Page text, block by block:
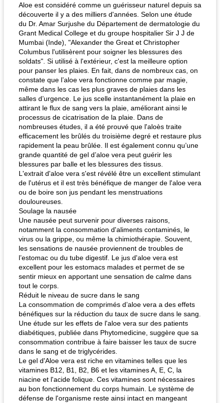
Aloe est considéré comme un guérisseur naturel depuis sa
découverte il y a des milliers d'années. Selon une étude
du Dr. Amar Surjushe du Département de dermatologie du
Grant Medical College et du groupe hospitalier Sir J J de
Mumbai (Inde), "Alexander the Great et Christopher
Columbus l'utilisèrent pour soigner les blessures des
soldats". Si utilisé à l'extérieur, c'est la meilleure option
pour panser les plaies. En fait, dans de nombreux cas, on
constate que l’aloe vera fonctionne comme par magie,
même dans les cas les plus graves de plaies dans les
salles d’urgence. Le jus scelle instantanément la plaie en
attirant le flux de sang vers la plaie, améliorant ainsi le
processus de cicatrisation de la plaie. Dans de
nombreuses études, il a été prouvé que l'aloès traite
efficacement les brûlés du troisième degré et restaure plus
rapidement la peau brûlée. Il est également connu qu’une
grande quantité de gel d’aloe vera peut guérir les
blessures par balle et les blessures des tissus.
L'extrait d'aloe vera s'est révélé être un excellent stimulant
de l'utérus et il est très bénéfique de manger de l'aloe vera
ou de boire son jus pendant les menstruations
douloureuses.
Soulage la nausée
Une nausée peut survenir pour diverses raisons,
notamment la consommation d'aliments contaminés, le
virus ou la grippe, ou même la chimiothérapie. Souvent,
les sensations de nausée proviennent de troubles de
l’estomac ou du tube digestif. Le jus d'aloe vera est
excellent pour les estomacs malades et permet de se
sentir mieux en apportant une sensation de calme dans
tout le corps.
Réduit le niveau de sucre dans le sang
La consommation de comprimés d’aloe vera a des effets
bénéfiques sur la réduction du taux de sucre dans le sang.
Une étude sur les effets de l'aloe vera sur des patients
diabétiques, publiée dans Phytomedicine, suggère que sa
consommation contribue à faire baisser les taux de sucre
dans le sang et de triglycérides.
Le gel d'Aloe vera est riche en vitamines telles que les
vitamines B12, B1, B2, B6 et les vitamines A, E, C, la
niacine et l'acide folique. Ces vitamines sont nécessaires
au bon fonctionnement du corps humain. Le système de
défense de l'organisme reste ainsi intact en mangeant